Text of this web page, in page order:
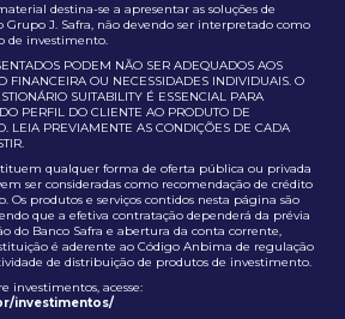
destina-se a apresentar as soluções de
J. Safra, não devendo ser interpretado como
de investimento.
PODEM NÃO SER ADEQUADOS AOS
FINANCEIRA OU NECESSIDADES INDIVIDUAIS. O
SUITABILITY É ESSENCIAL PARA
PERFIL DO CLIENTE AO PRODUTO DE
LEIA PREVIAMENTE AS CONDIÇÕES DE CADA
qualquer forma de oferta pública ou privada
ser consideradas como recomendação de crédito
Os produtos e serviços contidos nesta página são
que a efetiva contratação dependerá da prévia
do Banco Safra e abertura da conta corrente,
é aderente ao Código Anbima de regulação
de distribuição de produtos de investimento.
investimentos, acesse:
investimentos/